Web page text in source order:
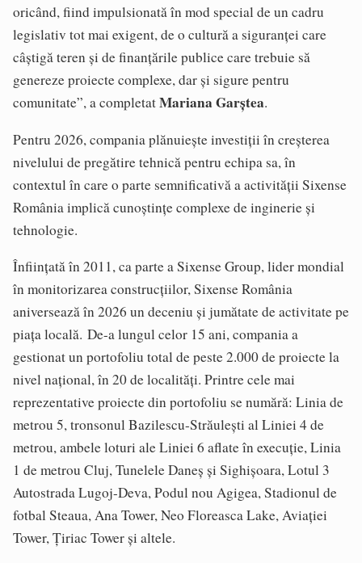
oricând, fiind impulsionată în mod special de un cadru
legislativ tot mai exigent, de o cultură a siguranței care
câștigă teren și de finanțările publice care trebuie să
genereze proiecte complexe, dar și sigure pentru
comunitate”, a completatMariana Garștea.
Pentru 2026, compania plănuiește investiții în creșterea
nivelului de pregătire tehnică pentru echipa sa, în
contextul în care o parte semnificativă a activității Sixense
România implică cunoștințe complexe de inginerie și
tehnologie.
Înființată în 2011, ca parte a Sixense Group, lider mondial
în monitorizarea construcțiilor, Sixense România
aniversează în 2026 un deceniu și jumătate de activitate pe
piața locală. De-a lungul celor 15 ani, compania a
gestionat un portofoliu total de peste 2.000 de proiecte la
nivel național, în 20 de localități. Printre cele mai
reprezentative proiecte din portofoliu se numără: Linia de
metrou 5, tronsonul Bazilescu-Străulești al Liniei 4 de
metrou, ambele loturi ale Liniei 6 aflate în execuție, Linia
1 de metrou Cluj, Tunelele Daneș și Sighișoara, Lotul 3
Autostrada Lugoj-Deva, Podul nou Agigea, Stadionul de
fotbal Steaua, Ana Tower, Neo Floreasca Lake, Aviației
Tower, Țiriac Tower și altele.